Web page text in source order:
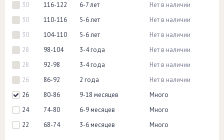
30
116-122 6-7 лет
Нет в наличии
30
110-116 5-6 лет
Нет в наличии
30
104-110 5-6 лет
Нет в наличии
28
98-104 3-4 года
Нет в наличии
28
92-98 3-4 года
Нет в наличии
26
86-92 2 года
Нет в наличии
26
80-86 9-18 месяцев
Много
24
74-80 6-9 месяцев
Много
22
68-74 3-6 месяцев Много